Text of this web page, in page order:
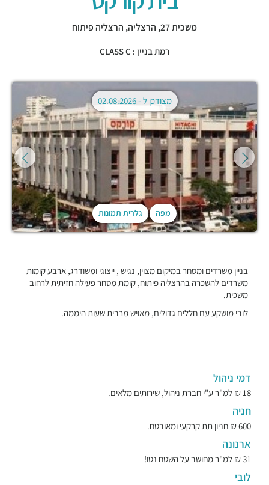
משכית 27, הרצליה, הרצליה פיתוח
רמת בניין : CLASS C
מפה גלרית תמונות
מצודכן ל -02.08.2026
בניין משרדים ומסחר במיקום מצוין, נגיש , ייצוגי ומשודרג, ארבע קומות
משרדים להשכרה בהרצליה פיתוח, קומת מסחר פעילה חזיתית לרחוב
משכית.
לובי מושקע עם חללים גדולים, מאויש מרבית שעות היממה.
דמי ניהול
18 ₪ למ"ר ע"י חברת ניהול, שירותים מלאים.
חניה
600 ₪ חניון תת קרקעי ומאובטח.
ארנונה
31 ₪ למ"ר מחושב על השטח נטו!
לובי